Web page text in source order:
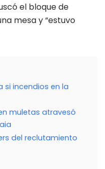
el bloque de
mesa y “estuvo
si incendios en la
muletas atravesó
del reclutamiento